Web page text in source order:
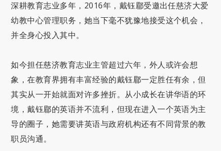
深耕教育志业多年，2016年，戴钰郿受邀出任慈济大爱
幼教中心管理职务，她当下毫不犹豫地接受这个机会，
并全身心投入其中。
如今担任慈济教育志业主管超过六年，外人或许会想
象，在教育界拥有丰富经验的戴钰郿一定胜任有余，但
其实从一开始就面对许多挫折。从小成长在讲华语的环
境，戴钰郿的英语并不流利，但现在进入一个英语为主
导的圈子，她需要讲英语与政府机构还有不同背景的教
职员沟通。